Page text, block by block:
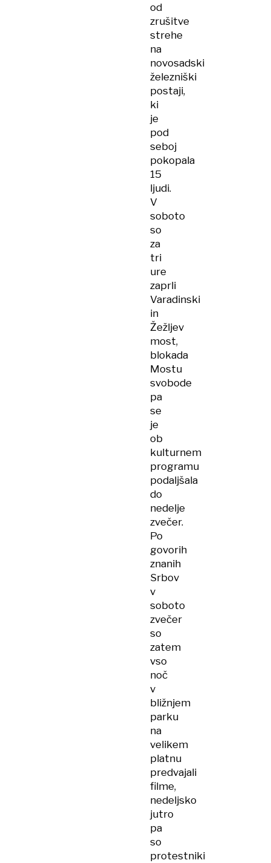
od
zrušitve
strehe
na
novosadski
železniški
postaji,
ki
je
pod
seboj
pokopala
15
ljudi.
V
soboto
so
za
tri
ure
zaprli
Varadinski
in
Žežljev
most,
blokada
Mostu
svobode
pa
se
je
ob
kulturnem
programu
podaljšala
do
nedelje
zvečer.
Po
govorih
znanih
Srbov
v
soboto
zvečer
so
zatem
vso
noč
v
bližnjem
parku
na
velikem
platnu
predvajali
filme,
nedeljsko
jutro
pa
so
protestniki